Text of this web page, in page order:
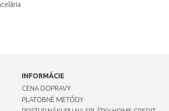
INFORMÁCIE
CENA DOPRAVY
PLATOBNÉ METÓDY